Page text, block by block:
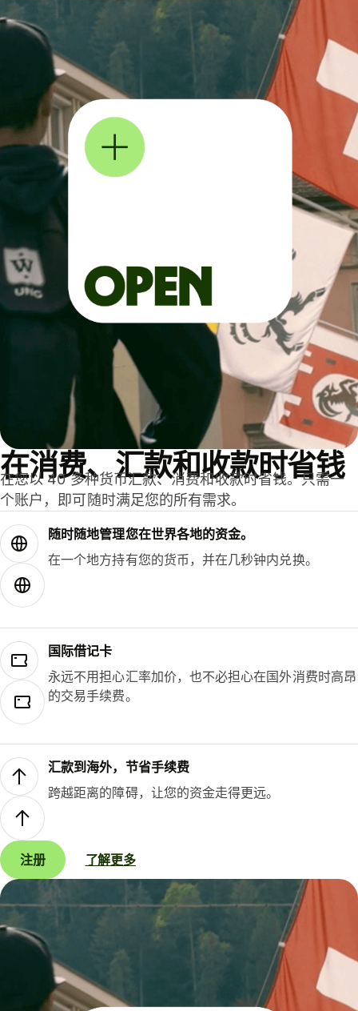
在消费、汇款和收款时省钱
在您以 40 多种货币汇款、消费和收款时省钱。只需一
个账户，即可随时满足您的所有需求。
随时随地管理您在世界各地的资金。
在一个地方持有您的货币，并在几秒钟内兑换。
国际借记卡
永远不用担心汇率加价，也不必担心在国外消费时高昂
的交易手续费。
汇款到海外，节省手续费
跨越距离的障碍，让您的资金走得更远。
注册 了解更多